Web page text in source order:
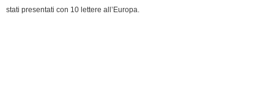
stati presentati con 10 lettere all’Europa.